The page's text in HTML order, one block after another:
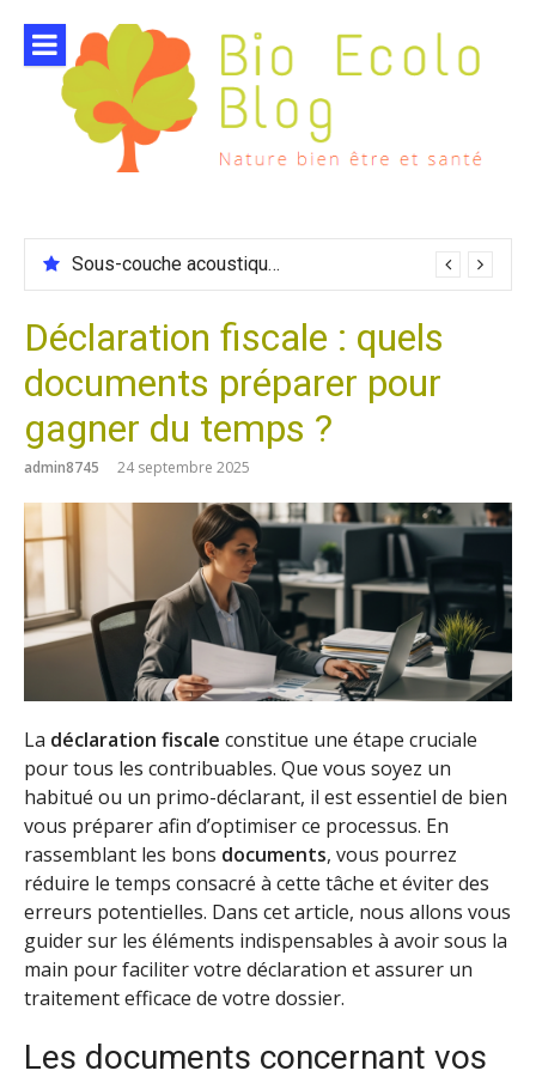
contenu
Sous-couche acoustique compatible chauffage sol
Déclaration fiscale : quels
documents préparer pour
gagner du temps ?
admin8745 24 septembre 2025
La déclaration fiscale constitue une étape cruciale
pour tous les contribuables. Que vous soyez un
habitué ou un primo-déclarant, il est essentiel de bien
vous préparer afin d’optimiser ce processus. En
rassemblant les bons documents, vous pourrez
réduire le temps consacré à cette tâche et éviter des
erreurs potentielles. Dans cet article, nous allons vous
guider sur les éléments indispensables à avoir sous la
main pour faciliter votre déclaration et assurer un
traitement efficace de votre dossier.
Les documents concernant vos